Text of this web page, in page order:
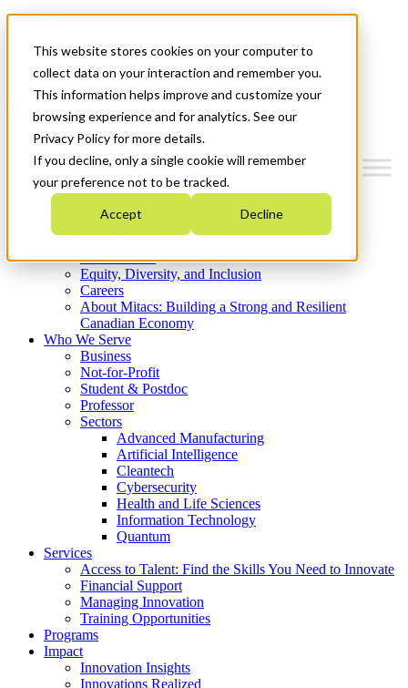
This website stores cookies on your computer to
collect data on your interaction and remember you.
This information helps improve and customize your
browsing experience and for analytics. See our
Privacy Policy for more details.
If you decline, only a single cookie will remember
your preference not to be tracked.
Accept Decline
News & Events
Get Started
Menu
Who We Are
Strategic Plan 2026-2030
What We Do
Equity, Diversity, and Inclusion
Careers
About Mitacs: Building a Strong and Resilient
Canadian Economy
Who We Serve
Business
Not-for-Profit
Student & Postdoc
Professor
Sectors
Advanced Manufacturing
Artificial Intelligence
Cleantech
Cybersecurity
Health and Life Sciences
Information Technology
Quantum
Services
Access to Talent: Find the Skills You Need to Innovate
Financial Support
Managing Innovation
Training Opportunities
Programs
Impact
Innovation Insights
Innovations Realized